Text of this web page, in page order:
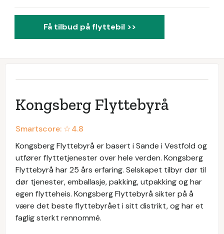
Få tilbud på flyttebil >>
Kongsberg Flyttebyrå
Smartscore: ☆4.8
Kongsberg Flyttebyrå er basert i Sande i Vestfold og
utfører flyttetjenester over hele verden. Kongsberg
Flyttebyrå har 25 års erfaring. Selskapet tilbyr dør til
dør tjenester, emballasje, pakking, utpakking og har
egen flytteheis. Kongsberg Flyttebyrå sikter på å
være det beste flyttebyrået i sitt distrikt, og har et
faglig sterkt rennommé.